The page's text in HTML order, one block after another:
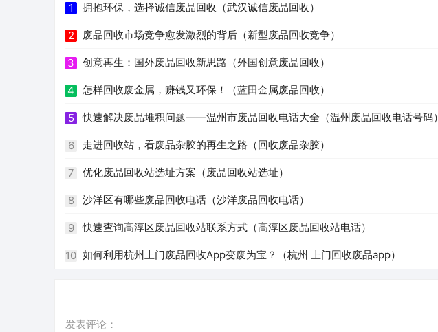
1 拥抱环保，选择诚信废品回收（武汉诚信废品回收）
2 废品回收市场竞争愈发激烈的背后（新型废品回收竞争）
3 创意再生：国外废品回收新思路（外国创意废品回收）
4 怎样回收废金属，赚钱又环保！（蓝田金属废品回收）
5 快速解决废品堆积问题——温州市废品回收电话大全（温州废品回收电话号码）
6 走进回收站，看废品杂胶的再生之路（回收废品杂胶）
7 优化废品回收站选址方案（废品回收站选址）
8 沙洋区有哪些废品回收电话（沙洋废品回收电话）
9 快速查询高淳区废品回收站联系方式（高淳区废品回收站电话）
10 如何利用杭州上门废品回收App变废为宝？（杭州 上门回收废品app）
发表评论：